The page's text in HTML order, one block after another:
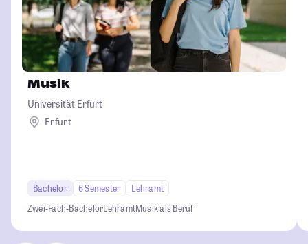
Musik
Universität Erfurt
Erfurt
Bachelor 6 Semester
Lehramt
Zwei-Fach-BachelorLehramtMusik als Beruf